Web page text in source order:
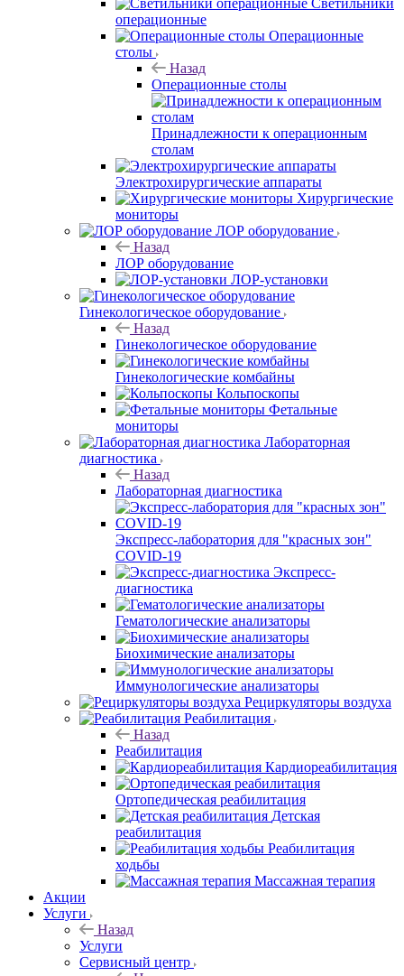
Светильники
операционные
Операционные
столы
Назад
Операционные столы
Принадлежности к операционным
столам
Электрохирургические аппараты
Хирургические
мониторы
ЛОР оборудование
Назад
ЛОР оборудование
ЛОР-установки
Гинекологическое оборудование
Назад
Гинекологическое оборудование
Гинекологические комбайны
Кольпоскопы
Фетальные
мониторы
Лабораторная
диагностика
Назад
Лабораторная диагностика
Экспресс-лаборатория для "красных зон"
COVID-19
Экспресс-
диагностика
Гематологические анализаторы
Биохимические анализаторы
Иммунологические анализаторы
Рециркуляторы воздуха
Реабилитация
Назад
Реабилитация
Кардиореабилитация
Ортопедическая реабилитация
Детская
реабилитация
Реабилитация
ходьбы
Массажная терапия
Акции
Услуги
Назад
Услуги
Сервисный центр